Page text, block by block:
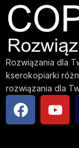
Rozwiązania dla
kserokopiarki
rozwiązania dla